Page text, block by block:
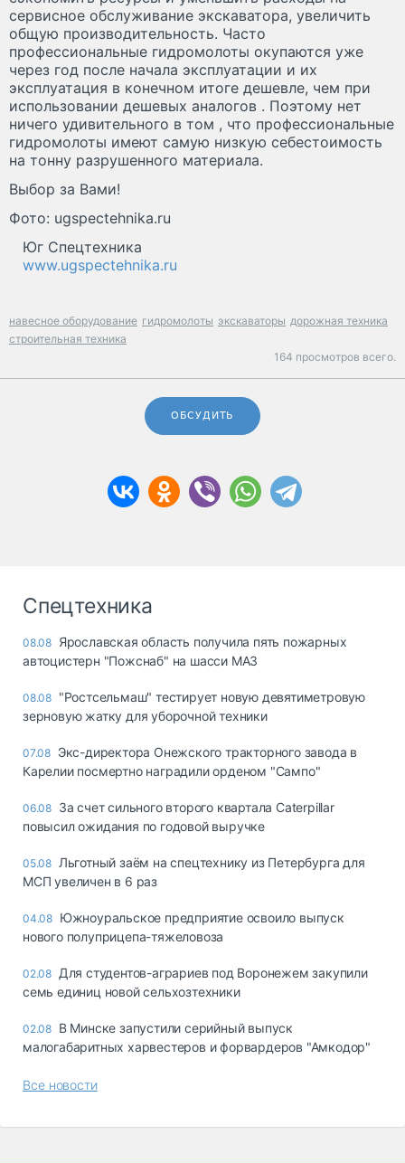
сервисное обслуживание экскаватора, увеличить
общую производительность. Часто
профессиональные гидромолоты окупаются уже
через год после начала эксплуатации и их
эксплуатация в конечном итоге дешевле, чем при
использовании дешевых аналогов . Поэтому нет
ничего удивительного в том , что профессиональные
гидромолоты имеют самую низкую себестоимость
на тонну разрушенного материала.
Выбор за Вами!
Фото: ugspectehnika.ru
Юг Спецтехника
www.ugspectehnika.ru
навесное оборудование гидромолоты экскаваторы дорожная техника
строительная техника
164 просмотров всего.
ОБСУДИТЬ
Спецтехника
08.08 Ярославская область получила пять пожарных
автоцистерн "Пожснаб" на шасси МАЗ
08.08 "Ростсельмаш" тестирует новую девятиметровую
зерновую жатку для уборочной техники
07.08 Экс-директора Онежского тракторного завода в
Карелии посмертно наградили орденом "Сампо"
06.08 За счет сильного второго квартала Caterpillar
повысил ожидания по годовой выручке
05.08 Льготный заём на спецтехнику из Петербурга для
МСП увеличен в 6 раз
04.08 Южноуральское предприятие освоило выпуск
нового полуприцепа-тяжеловоза
02.08 Для студентов-аграриев под Воронежем закупили
семь единиц новой сельхозтехники
02.08 В Минске запустили серийный выпуск
малогабаритных харвестеров и форвардеров "Амкодор"
Все новости